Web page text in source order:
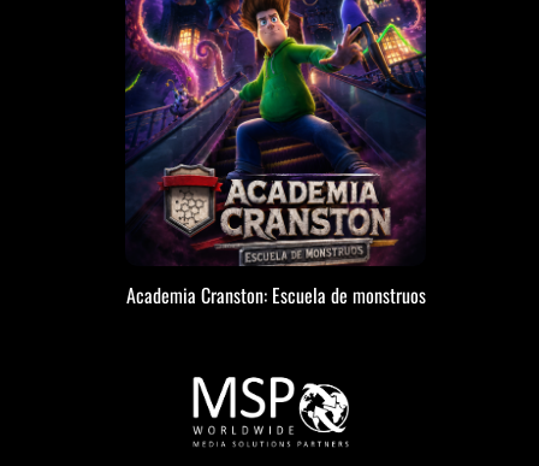
Academia Cranston: Escuela de monstruos